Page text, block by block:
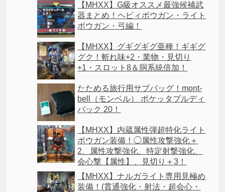
【MHXX】G級オススメ最強候補武
器まとめ！ヘビィボウガン・ライト
ボウガン・弓編！
【MHXX】グギグギグ亜種！ギギグ
グク！斬れ味+2・業物・見切り
+1・スロット8＆胴系統倍加！
たためる旅行用サブバッグ！mont-
bell（モンベル） ポケッタブルディ
パック 20！
【MHXX】内蔵属性弾超特化ライト
ボウガン装備！◯属性攻撃強化＋
2、属性攻撃強化、特定射撃強化、
会心撃【属性】、見切り＋3！
【MHXX】ナルガライト専用見極め
装備！(貫通強化・射法・超会心・